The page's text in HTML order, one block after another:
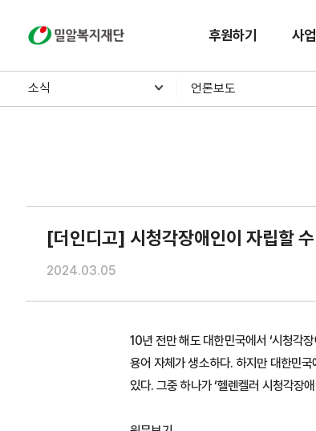
밀알복지재단 후원하기 사
소식 언론보도
[더인디고] 시청각장애인이 자립할
2024.03.05
10년 전만 해도 대한민국에서 ‘시청각
용어 자체가 생소하다. 하지만 대한민
있다. 그중 하나가 ‘헬렌켈러 시청각장